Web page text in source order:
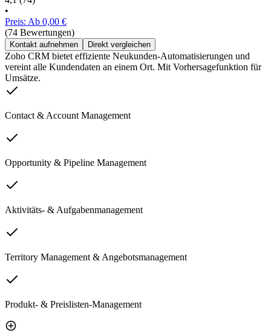
•
Preis: Ab 0,00 €
(74 Bewertungen)
Kontakt aufnehmen Direkt vergleichen
Zoho CRM bietet effiziente Neukunden-Automatisierungen und
vereint alle Kundendaten an einem Ort. Mit Vorhersagefunktion für
Umsätze.
Contact & Account Management
Opportunity & Pipeline Management
Aktivitäts- & Aufgabenmanagement
Territory Management & Angebotsmanagement
Produkt- & Preislisten-Management